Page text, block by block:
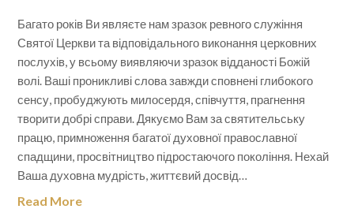
Багато років Ви являєте нам зразок ревного служіння
Святої Церкви та відповідального виконання церковних
послухів, у всьому виявляючи зразок відданості Божій
волі. Ваші проникливі слова завжди сповнені глибокого
сенсу, пробуджують милосердя, співчуття, прагнення
творити добрі справи. Дякуємо Вам за святительську
працю, примноження багатої духовної православної
спадщини, просвітництво підростаючого покоління. Нехай
Ваша духовна мудрість, життєвий досвід…
Read More